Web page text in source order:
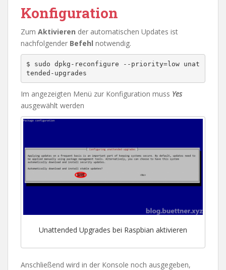
Konfiguration
Zum Aktivieren der automatischen Updates ist
nachfolgender Befehl notwendig.
$ sudo dpkg-reconfigure --priority=low unat
tended-upgrades
Im angezeigten Menü zur Konfiguration muss Yes
ausgewählt werden
Unattended Upgrades bei Raspbian aktivieren
Anschließend wird in der Konsole noch ausgegeben,